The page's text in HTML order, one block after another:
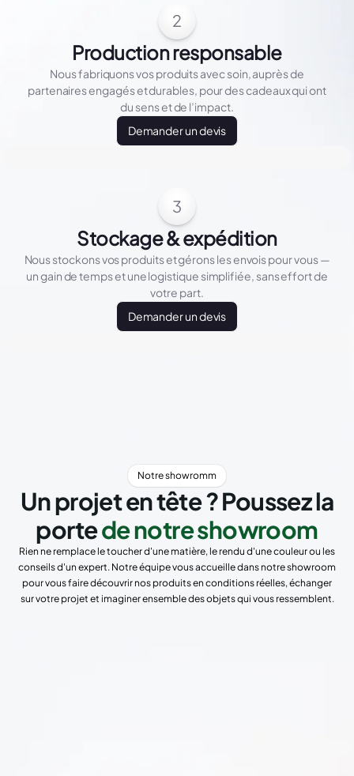
2
Production responsable
Nous fabriquons vos produits avec soin, auprès de
partenaires engagés et durables, pour des cadeaux qui ont
du sens et de l’impact.
Demander un devis
3
Stockage & expédition
Nous stockons vos produits et gérons les envois pour vous —
un gain de temps et une logistique simplifiée, sans effort de
votre part.
Demander un devis
Notre showromm
Un projet en tête ? Poussez la
portede notre showroom
Rien ne remplace le toucher d'une matière, le rendu d'une couleur ou les
conseils d'un expert. Notre équipe vous accueille dans notre showroom
pour vous faire découvrir nos produits en conditions réelles, échanger
sur votre projet et imaginer ensemble des objets qui vous ressemblent.